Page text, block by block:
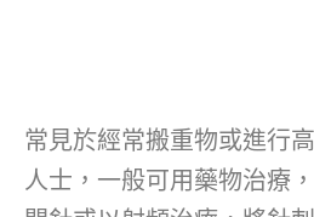
常見於經常搬重物或進行
人士，一般可用藥物治療